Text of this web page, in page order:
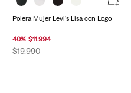
Polera Mujer Levi's Lisa con Logo
40% $11.994
$19.990